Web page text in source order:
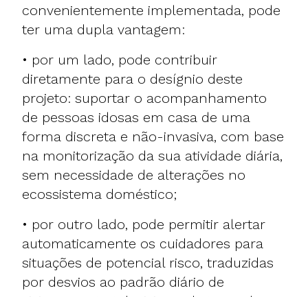
convenientemente implementada, pode
ter uma dupla vantagem:
• por um lado, pode contribuir
diretamente para o desígnio deste
projeto: suportar o acompanhamento
de pessoas idosas em casa de uma
forma discreta e não-invasiva, com base
na monitorização da sua atividade diária,
sem necessidade de alterações no
ecossistema doméstico;
• por outro lado, pode permitir alertar
automaticamente os cuidadores para
situações de potencial risco, traduzidas
por desvios ao padrão diário de